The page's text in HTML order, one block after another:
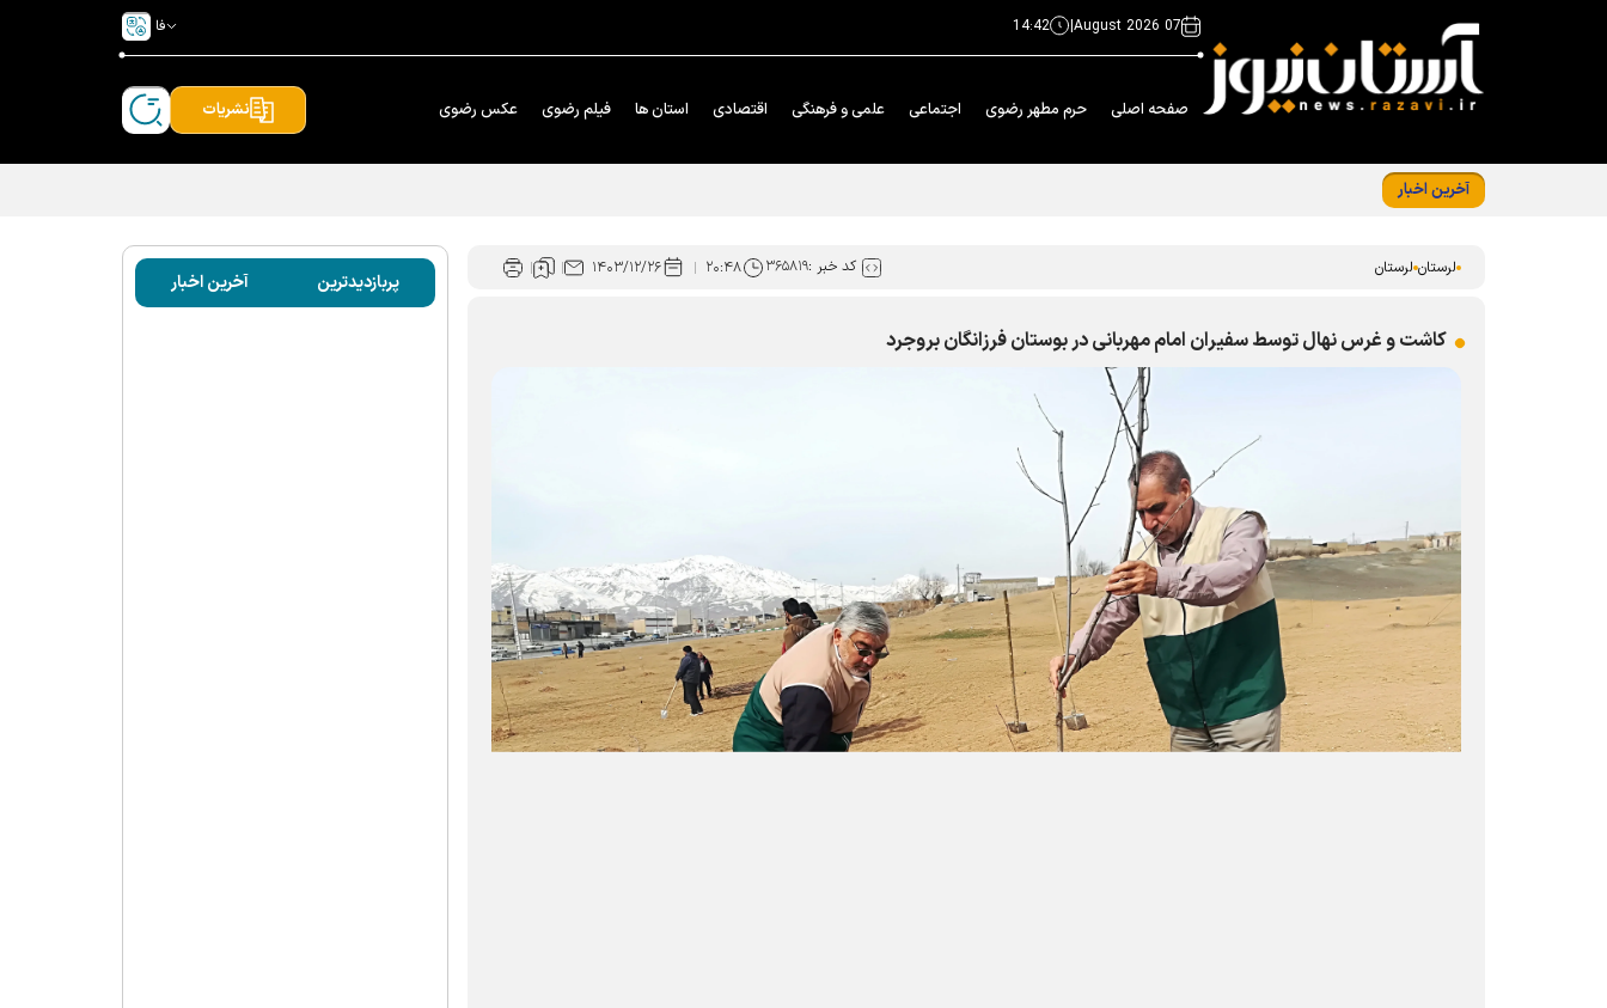
07 August 2026
|
14:42 فا
صفحه اصلی حرم مطهر رضوی اجتماعی علمی و فرهنگی اقتصادی استان ها فیلم رضوی عکس رضوی نشریات
آخرین اخبار
لرستان لرستان کد خبر :۳۶۵۸۱۹ ۲۰:۴۸ ۱۴۰۳/۱۲/۲۶
کاشت و غرس نهال توسط سفیران امام مهربانی در بوستان فرزانگان بروجرد
پربازدیدترین آخرین اخبار